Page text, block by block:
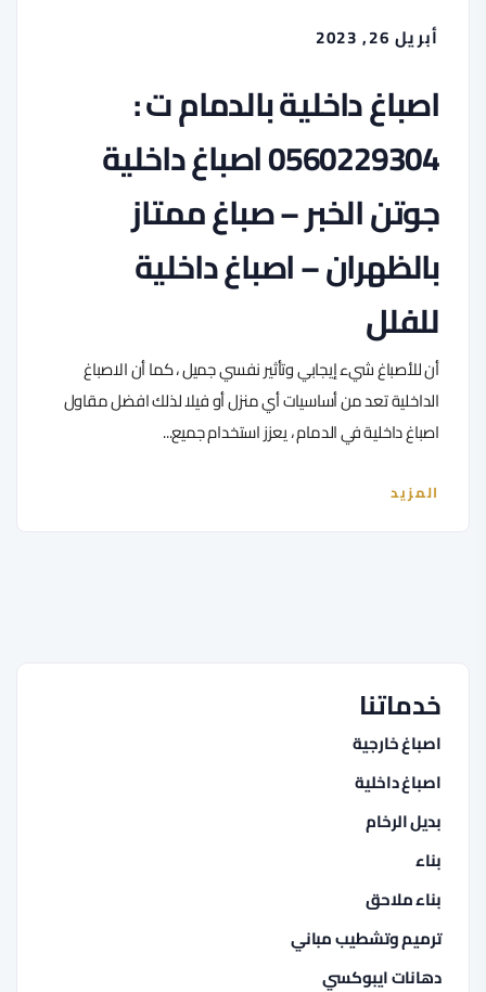
أبريل 26, 2023
اصباغ داخلية بالدمام ت :
0560229304 اصباغ داخلية
جوتن الخبر – صباغ ممتاز
بالظهران – اصباغ داخلية
للفلل
أن للأصباغ شيء إيجابي وتأثير نفسي جميل ، كما أن الاصباغ
الداخلية تعد من أساسيات أي منزل أو فيلا لذلك افضل مقاول
اصباغ داخلية في الدمام ، يعزز استخدام جميع...
المزيد
خدماتنا
اصباغ خارجية
اصباغ داخلية
بديل الرخام
بناء
بناء ملاحق
ترميم وتشطيب مباني
دهانات ايبوكسي